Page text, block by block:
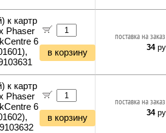
к картр
Phaser
6
в корзину
поставка на
34
к картр
Phaser
6
в корзину
поставка на
34